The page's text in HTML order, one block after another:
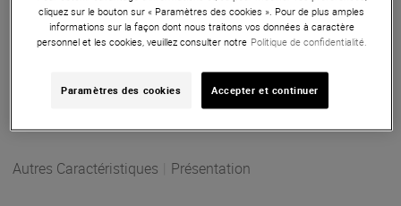
N'hésitez plus et offrez-vous le meilleur de la technologie et
de la qualité sonore pour vos sets DJ avec le Jico Omnia
J44A7 DJ Improved Aurora Silver.
Autres Caractéristiques Présentation
cliquez sur le bouton sur « Paramètres des cookies ». Pour de plus amples
informations sur la façon dont nous traitons vos données à caractère
personnel et les cookies, veuillez consulter notre Politique de confidentialité.
Paramètres des cookies Accepter et continuer